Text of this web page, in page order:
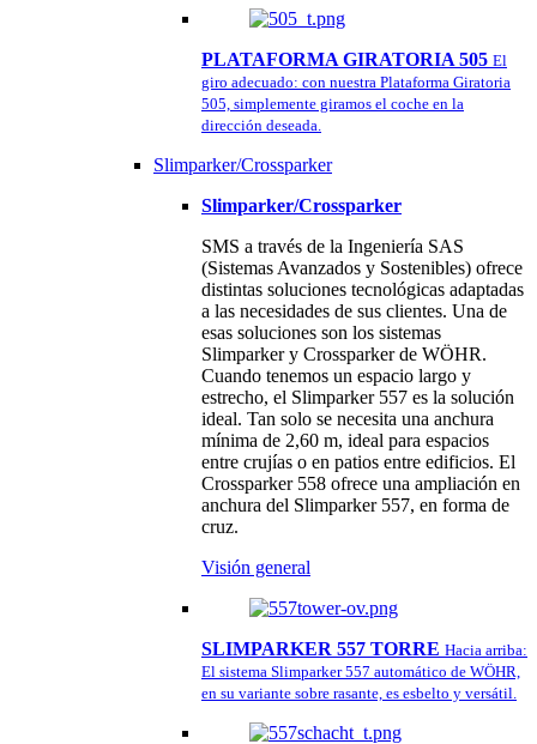
PLATAFORMA GIRATORIA 505 El
giro adecuado: con nuestra Plataforma Giratoria
505, simplemente giramos el coche en la
dirección deseada.
Slimparker/Crossparker
Slimparker/Crossparker
SMS a través de la Ingeniería SAS
(Sistemas Avanzados y Sostenibles) ofrece
distintas soluciones tecnológicas adaptadas
a las necesidades de sus clientes. Una de
esas soluciones son los sistemas
Slimparker y Crossparker de WÖHR.
Cuando tenemos un espacio largo y
estrecho, el Slimparker 557 es la solución
ideal. Tan solo se necesita una anchura
mínima de 2,60 m, ideal para espacios
entre crujías o en patios entre edificios. El
Crossparker 558 ofrece una ampliación en
anchura del Slimparker 557, en forma de
cruz.
Visión general
SLIMPARKER 557 TORRE Hacia arriba:
El sistema Slimparker 557 automático de WÖHR,
en su variante sobre rasante, es esbelto y versátil.